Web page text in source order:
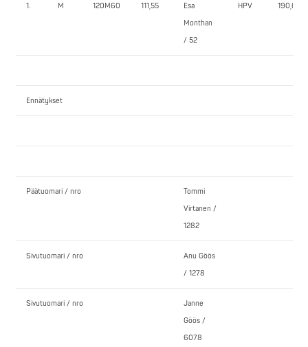
1. M 120M60 111,55
Esa
Monthan
/ 52
HPV 190,0
Ennätykset
Päätuomari / nro
Tommi
Virtanen /
1282
Sivutuomari / nro
Anu Göös
/ 1278
Sivutuomari / nro
Janne
Göös /
6078